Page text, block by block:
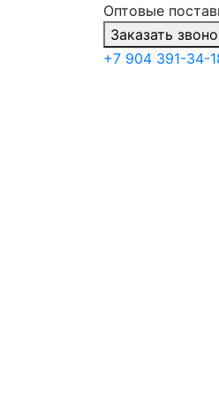
Оптовые
Заказать
+7 904 391-34-